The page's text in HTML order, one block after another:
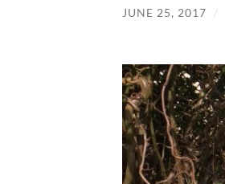
JUNE 25, 2017 /